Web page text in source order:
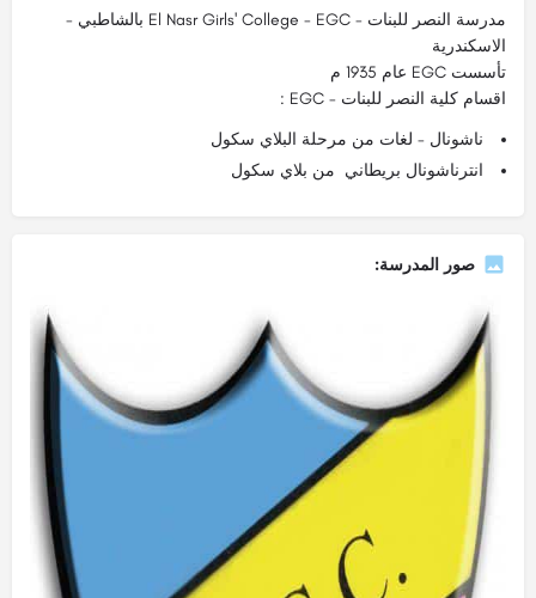
مدرسة النصر للبنات - El Nasr Girls' College - EGC بالشاطبي -
الاسكندرية
تأسست EGC عام 1935 م
اقسام كلية النصر للبنات - EGC :
ناشونال - لغات من مرحلة البلاي سكول
انترناشونال بريطاني من بلاي سكول
صور المدرسة: